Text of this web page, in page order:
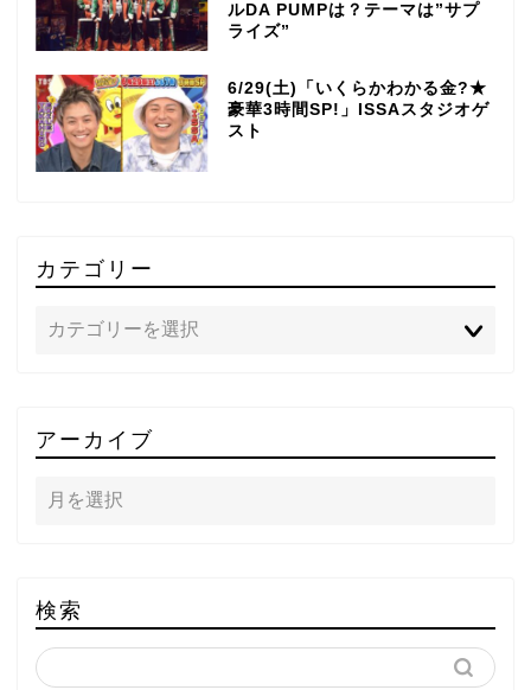
ルDA PUMPは？テーマは”サプ
ライズ”
6/29(土)「いくらかわかる金?★
豪華3時間SP!」ISSAスタジオゲ
スト
カテゴリー
アーカイブ
検索
～DA PUMP YORIの晴れ
ばれラジオ～